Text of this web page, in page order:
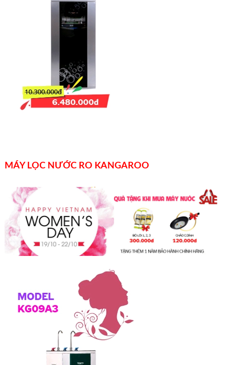
MÁY LỌC NƯỚC RO KANGAROO